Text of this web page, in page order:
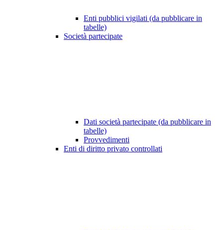
Enti pubblici vigilati (da pubblicare in
tabelle)
Società partecipate
Dati società partecipate (da pubblicare in
tabelle)
Provvedimenti
Enti di diritto privato controllati